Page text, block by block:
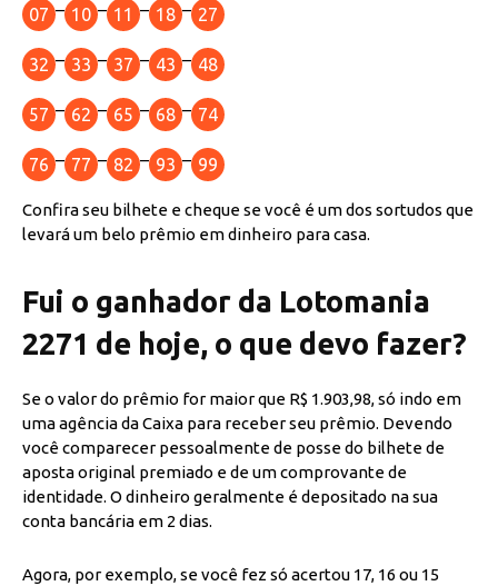
07 – 10 – 11 – 18 – 27
32 – 33 – 37 – 43 – 48
57 – 62 – 65 – 68 – 74
76 – 77 – 82 – 93 – 99
Confira seu bilhete e cheque se você é um dos sortudos que
levará um belo prêmio em dinheiro para casa.
Fui o ganhador da Lotomania
2271 de hoje, o que devo fazer?
Se o valor do prêmio for maior que R$ 1.903,98, só indo em
uma agência da Caixa para receber seu prêmio. Devendo
você comparecer pessoalmente de posse do bilhete de
aposta original premiado e de um comprovante de
identidade. O dinheiro geralmente é depositado na sua
conta bancária em 2 dias.
Agora, por exemplo, se você fez só acertou 17, 16 ou 15